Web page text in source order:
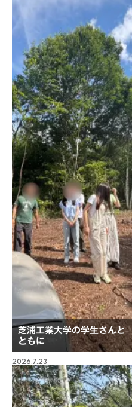
芝浦工業大学の学生さんと
ともに
2026.7.23